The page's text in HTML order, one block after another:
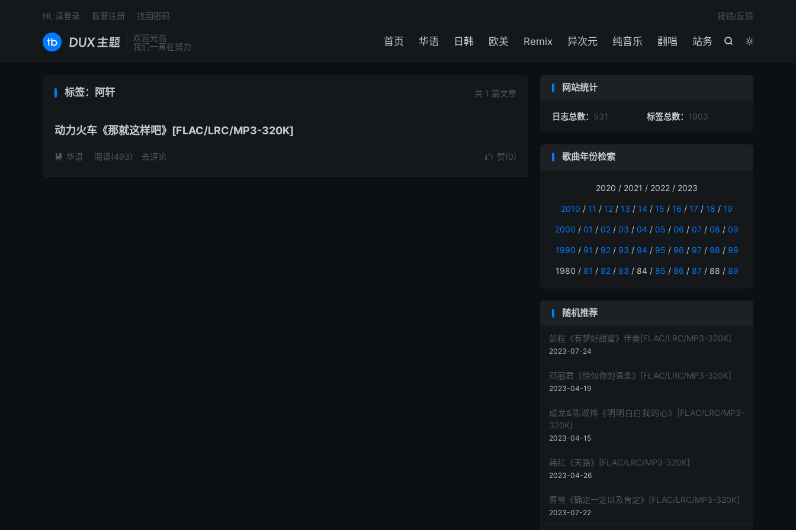
欢迎光临
我们一直在努力


首页 华语 日韩 欧美 Remix 异次元 纯音乐 翻唱 站务
报错/反馈
Hi, 请登录 我要注册 找回密码
共 1 篇文章
标签：阿轩
动力火车《那就这样吧》[FLAC/LRC/MP3-320K]
 赞(0)
 华语 阅读(493) 去评论
网站统计
日志总数： 531 标签总数： 1903
歌曲年份检索
2020 / 2021 / 2022 / 2023
2010 / 11 / 12 / 13 / 14 / 15 / 16 / 17 / 18 / 19
2000 / 01 / 02 / 03 / 04 / 05 / 06 / 07 / 08 / 09
1990 / 91 / 92/ 93 / 94/ 95 / 96 / 97/ 98 / 99
1980 / 81 / 82/ 83 / 84 / 85 / 86 / 87/ 88 / 89
随机推荐
彭程《有梦好甜蜜》伴奏[FLAC/LRC/MP3-320K]
2023-07-24
邓丽君《恰似你的温柔》[FLAC/LRC/MP3-320K]
2023-04-19
成龙&陈淑桦《明明白白我的心》[FLAC/LRC/MP3-
320K]
2023-04-15
韩红《天路》[FLAC/LRC/MP3-320K]
2023-04-26
曹雪《确定一定以及肯定》[FLAC/LRC/MP3-320K]
2023-07-22